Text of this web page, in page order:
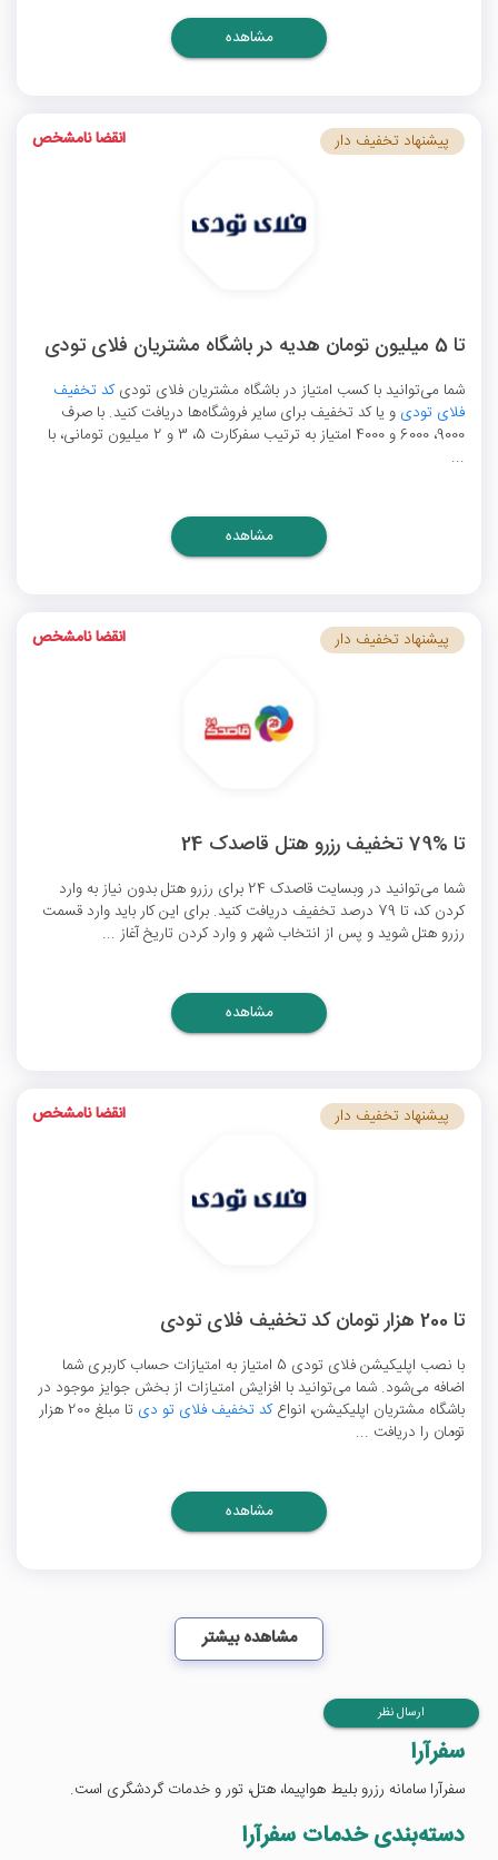
مشاهده
تا 5 میلیون تومان هدیه در باشگاه مشتریان فلای تودی
شما می‌توانید با کسب امتیاز در باشگاه مشتریان فلای تودیکد تخفیف
فلای تودی و یا کد تخفیف برای سایر فروشگاه‌ها دریافت کنید. با صرف
9000، 6000 و 4000 امتیاز به ترتیب سفرکارت 5، 3 و 2 میلیون تومانی، با
...
پیشنهاد تخفیف دار انقضا نامشخص
مشاهده
تا %79 تخفیف رزرو هتل قاصدک 24
شما می‌توانید در وبسایت قاصدک 24 برای رزرو هتل بدون نیاز به وارد
کردن کد، تا 79 درصد تخفیف دریافت کنید. برای این کار باید وارد قسمت
رزرو هتل شوید و پس از انتخاب شهر و وارد کردن تاریخ آغاز ...
پیشنهاد تخفیف دار انقضا نامشخص
مشاهده
تا 200 هزار تومان کد تخفیف فلای تودی
با نصب اپلیکیشن فلای تودی 5 امتیاز به امتیازات حساب کاربری شما
اضافه می‌شود. شما می‌توانید با افزایش امتیازات از بخش جوایز موجود در
باشگاه مشتریان اپلیکیشن، انواعکد تخفیف فلای تو دی
تا مبلغ 200 هزار
تومان را دریافت ...
پیشنهاد تخفیف دار انقضا نامشخص
مشاهده
مشاهده بیشتر
ارسال نظر
سفرآرا
سفرآرا سامانه رزرو بلیط هواپیما، هتل، تور و خدمات گردشگری است.
دسته‌بندی خدمات سفرآرا